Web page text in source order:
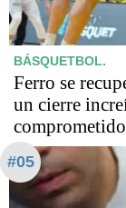
BÁSQUETBOL.
Ferro se
un cierre
comprometido
#05